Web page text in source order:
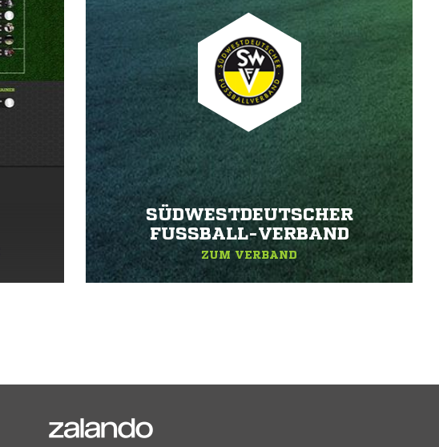
SÜDWESTDEUTSCHER
FUSSBALL-VERBAND
ZUM VERBAND